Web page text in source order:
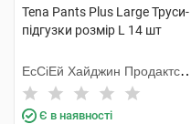
Tena Pants Plus Large Труси-
підгузки розмір L 14 шт
ЕсСіЕй Хайджин Продактс
Хугезанд
Є в наявності